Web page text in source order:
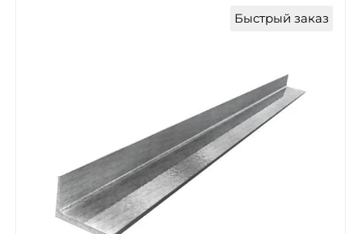
Быстрый заказ